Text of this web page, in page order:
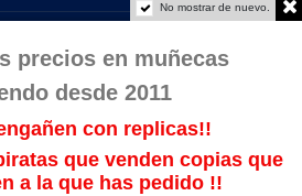
No mostrar de nuevo.
precios en muñecas
desde 2011
con replicas!!
que venden copias que
a la que has pedido !!